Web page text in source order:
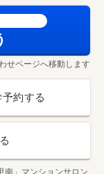
せページへ移動します
約する
南」マンションサロン